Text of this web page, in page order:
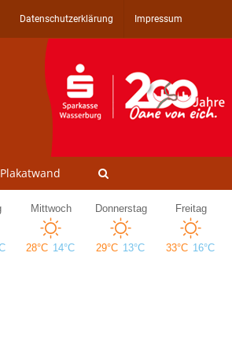
Datenschutzerklärung Impressum
Plakatwand